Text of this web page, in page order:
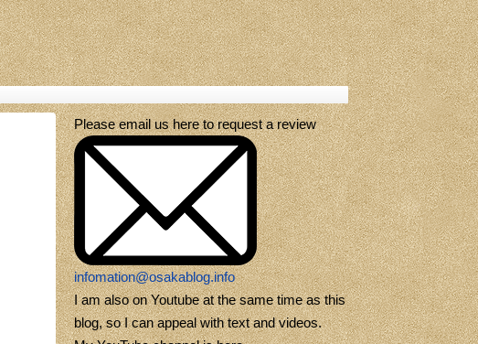
Please email us here to request a review
infomation@osakablog.info
I am also on Youtube at the same time as this
blog, so I can appeal with text and videos.